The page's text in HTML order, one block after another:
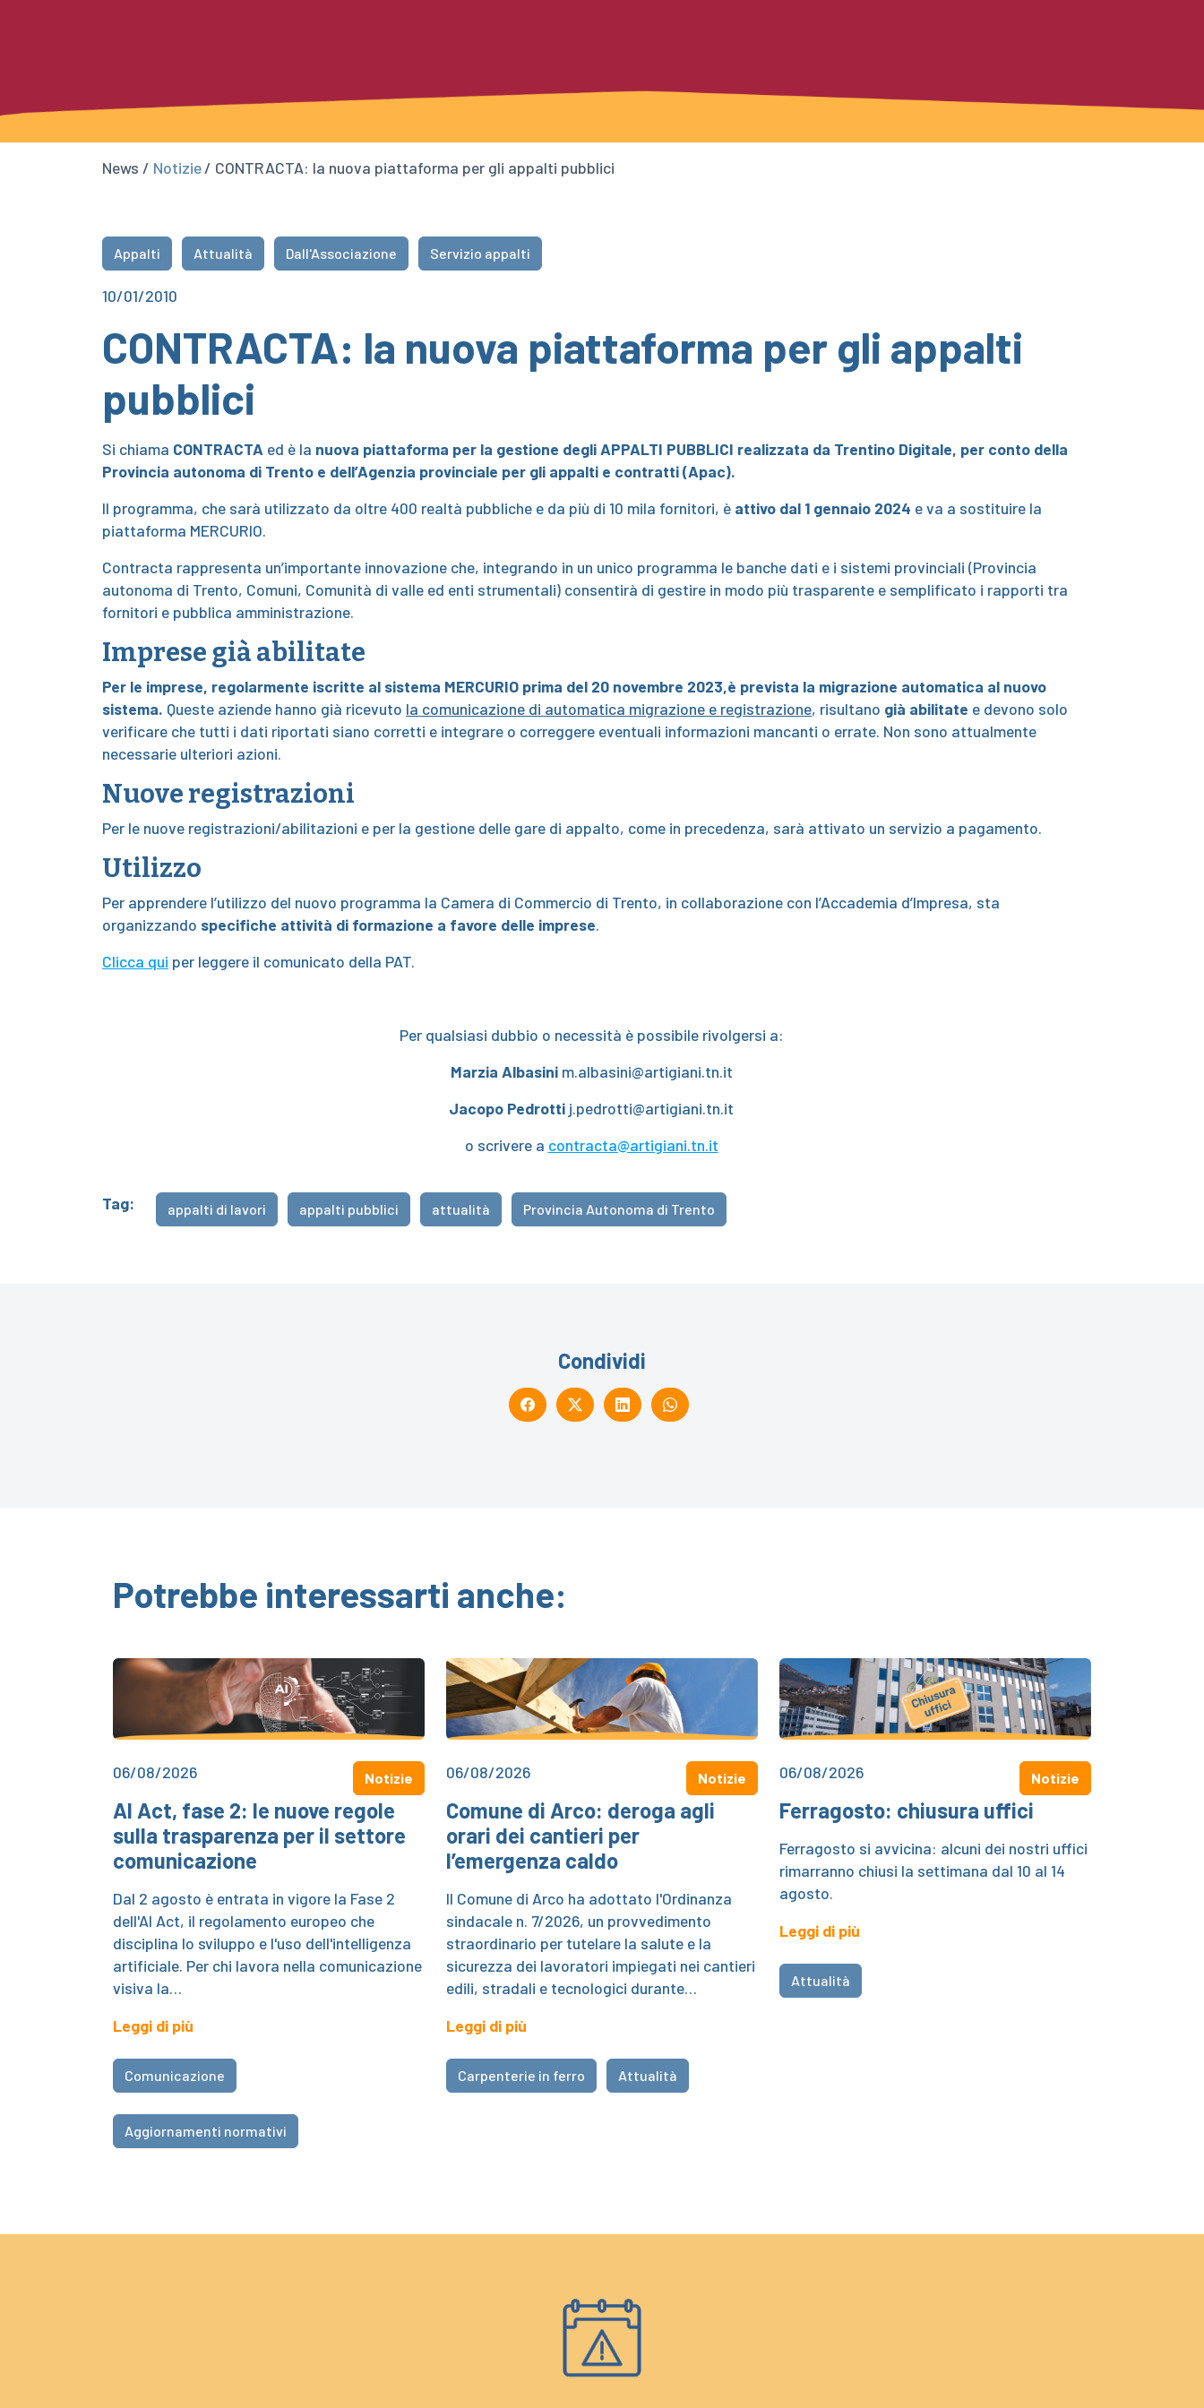
News / Notizie/ CONTRACTA: la nuova piattaforma per gli appalti pubblici
Appalti Attualità Dall'Associazione Servizio appalti
10/01/2010
CONTRACTA: la nuova piattaforma per gli appalti
pubblici
Si chiama CONTRACTA ed è la nuova piattaforma per la gestione degli APPALTI PUBBLICI realizzata da Trentino Digitale, per conto della
Provincia autonoma di Trento e dell’Agenzia provinciale per gli appalti e contratti (Apac).
Il programma, che sarà utilizzato da oltre 400 realtà pubbliche e da più di 10 mila fornitori, è attivo dal 1 gennaio 2024 e va a sostituire la
piattaforma MERCURIO.
Contracta rappresenta un’importante innovazione che, integrando in un unico programma le banche dati e i sistemi provinciali (Provincia
autonoma di Trento, Comuni, Comunità di valle ed enti strumentali) consentirà di gestire in modo più trasparente e semplificato i rapporti tra
fornitori e pubblica amministrazione.
Imprese già abilitate
Per le imprese, regolarmente iscritte al sistema MERCURIO prima del 20 novembre 2023,è prevista la migrazione automatica al nuovo
sistema. Queste aziende hanno già ricevuto la comunicazione di automatica migrazione e registrazione, risultano già abilitate e devono solo
verificare che tutti i dati riportati siano corretti e integrare o correggere eventuali informazioni mancanti o errate. Non sono attualmente
necessarie ulteriori azioni.
Nuove registrazioni
Per le nuove registrazioni/abilitazioni e per la gestione delle gare di appalto, come in precedenza, sarà attivato un servizio a pagamento.
Utilizzo
Per apprendere l’utilizzo del nuovo programma la Camera di Commercio di Trento, in collaborazione con l’Accademia d’Impresa, sta
organizzando specifiche attività di formazione a favore delle imprese.
Clicca qui per leggere il comunicato della PAT.
Per qualsiasi dubbio o necessità è possibile rivolgersi a:
Marzia Albasinim.albasini@artigiani.tn.it
Jacopo Pedrotti j.pedrotti@artigiani.tn.it
o scrivere a contracta@artigiani.tn.it
Tag: appalti di lavori appalti pubblici attualità Provincia Autonoma di Trento
Condividi
Potrebbe interessarti anche:
06/08/2026 Notizie
AI Act, fase 2: le nuove regole
sulla trasparenza per il settore
comunicazione
Dal 2 agosto è entrata in vigore la Fase 2
dell'AI Act, il regolamento europeo che
disciplina lo sviluppo e l'uso dell'intelligenza
artificiale. Per chi lavora nella comunicazione
visiva la…
Leggi di più
Comunicazione
Aggiornamenti normativi
06/08/2026 Notizie
Comune di Arco: deroga agli
orari dei cantieri per
l’emergenza caldo
Il Comune di Arco ha adottato l'Ordinanza
sindacale n. 7/2026, un provvedimento
straordinario per tutelare la salute e la
sicurezza dei lavoratori impiegati nei cantieri
edili, stradali e tecnologici durante…
Leggi di più
Carpenterie in ferro Attualità
06/08/2026 Notizie
Ferragosto: chiusura uffici
Ferragosto si avvicina: alcuni dei nostri uffici
rimarranno chiusi la settimana dal 10 al 14
agosto.
Leggi di più
Attualità